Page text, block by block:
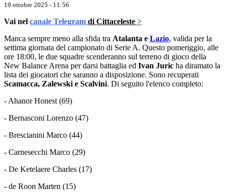
19 ottobre 2025 - 11:56
Vai nel canale Telegram di Cittaceleste >
Manca sempre meno alla sfida tra Atalanta e Lazio, valida per la
settima giornata del campionato di Serie A. Questo pomeriggio, alle
ore 18:00, le due squadre scenderanno sul terreno di gioco della
New Balance Arena per darsi battaglia ed Ivan Juric ha diramato la
lista dei giocatori che saranno a disposizione. Sono recuperati
Scamacca, Zalewski e Scalvini. Di seguito l'elenco completo:
- Ahanor Honest (69)
- Bernasconi Lorenzo (47)
- Brescianini Marco (44)
- Carnesecchi Marco (29)
- De Ketelaere Charles (17)
- de Roon Marten (15)